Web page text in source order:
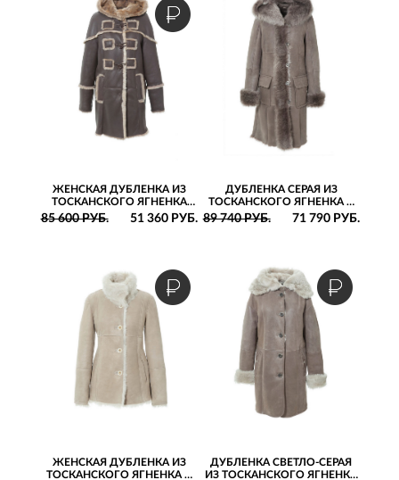
ЖЕНСКАЯ ДУБЛЕНКА ИЗ
ТОСКАНСКОГО ЯГНЕНКА
СВОБОДНОГО СИЛУЭТА С
85 600 РУБ. 51 360 РУБ.
ДУБЛЕНКА СЕРАЯ ИЗ
ТОСКАНСКОГО ЯГНЕНКА С
КАПЮШОНОМ И
89 740 РУБ. 71 790 РУБ.
ЖЕНСКАЯ ДУБЛЕНКА ИЗ
ТОСКАНСКОГО ЯГНЕНКА С
ДУБЛЕНКА СВЕТЛО-СЕРАЯ
ИЗ ТОСКАНСКОГО ЯГНЕНКА